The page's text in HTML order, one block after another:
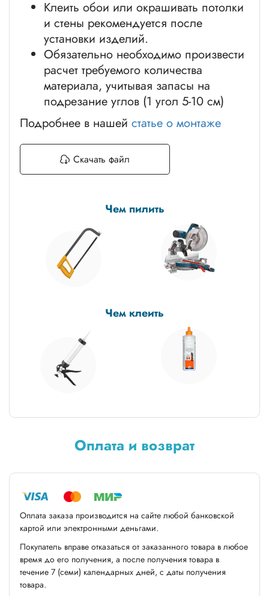
Клеить обои или окрашивать потолки
и стены рекомендуется после
установки изделий.
Обязательно необходимо произвести
расчет требуемого количества
материала, учитывая запасы на
подрезание углов (1 угол 5-10 см)
Подробнее в нашей статье о монтаже
Скачать файл
Чем пилить
Чем клеить
Оплата и возврат
Оплата заказа производится на сайте любой банковской
картой или электронными деньгами.
Покупатель вправе отказаться от заказанного товара в любое
время до его получения, а после получения товара в
течение 7 (семи) календарных дней, с даты получения
товара.